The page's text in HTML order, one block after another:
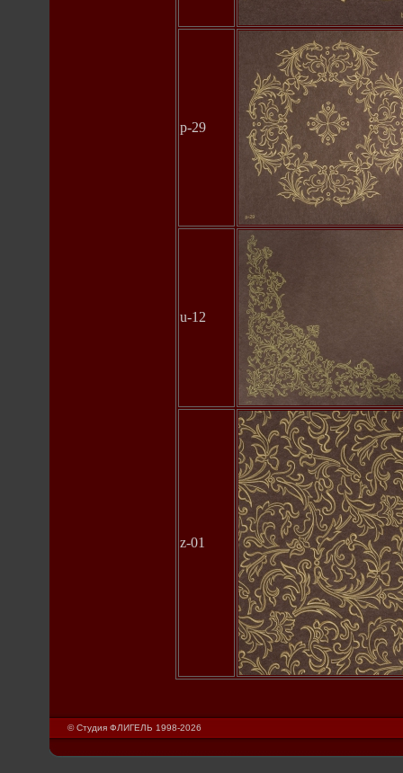
p-29
u-12
z-01
© Студия ФЛИГЕЛЬ 1998-2026